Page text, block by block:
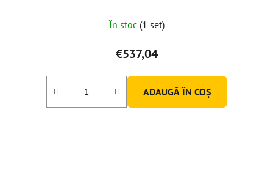
În stoc (1 set)
€537,04
ADAUGĂ ÎN COŞ